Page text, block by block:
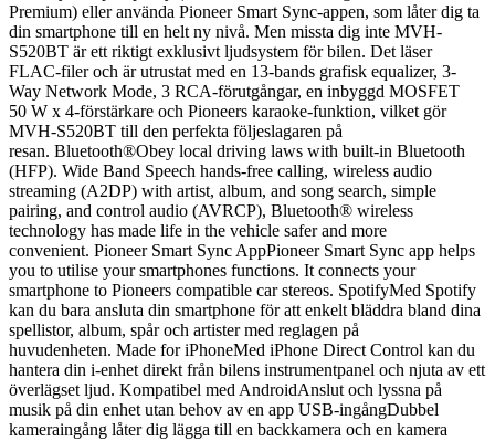
Premium) eller använda Pioneer Smart Sync-appen, som låter dig ta
din smartphone till en helt ny nivå. Men missta dig inte MVH-
S520BT är ett riktigt exklusivt ljudsystem för bilen. Det läser
FLAC-filer och är utrustat med en 13-bands grafisk equalizer, 3-
Way Network Mode, 3 RCA-förutgångar, en inbyggd MOSFET
50 W x 4-förstärkare och Pioneers karaoke-funktion, vilket gör
MVH-S520BT till den perfekta följeslagaren på
resan. Bluetooth®Obey local driving laws with built-in Bluetooth
(HFP). Wide Band Speech hands-free calling, wireless audio
streaming (A2DP) with artist, album, and song search, simple
pairing, and control audio (AVRCP), Bluetooth® wireless
technology has made life in the vehicle safer and more
convenient. Pioneer Smart Sync AppPioneer Smart Sync app helps
you to utilise your smartphones functions. It connects your
smartphone to Pioneers compatible car stereos. SpotifyMed Spotify
kan du bara ansluta din smartphone för att enkelt bläddra bland dina
spellistor, album, spår och artister med reglagen på
huvudenheten. Made for iPhoneMed iPhone Direct Control kan du
hantera din i-enhet direkt från bilens instrumentpanel och njuta av ett
överlägset ljud. Kompatibel med AndroidAnslut och lyssna på
musik på din enhet utan behov av en app USB-ingångDubbel
kameraingång låter dig lägga till en backkamera och en kamera